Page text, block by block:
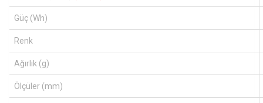
Güç (Wh)
Renk
Ağırlık (g)
Ölçüler (mm)